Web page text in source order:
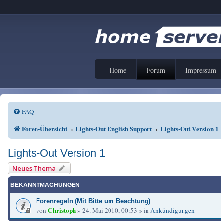
Home Forum Impressum
FAQ
Foren-Übersicht Lights-Out English Support Lights-Out Version 1
Lights-Out Version 1
Neues Thema
BEKANNTMACHUNGEN
Forenregeln (Mit Bitte um Beachtung)
von Christoph» 24. Mai 2010, 00:53 » in Ankündigungen